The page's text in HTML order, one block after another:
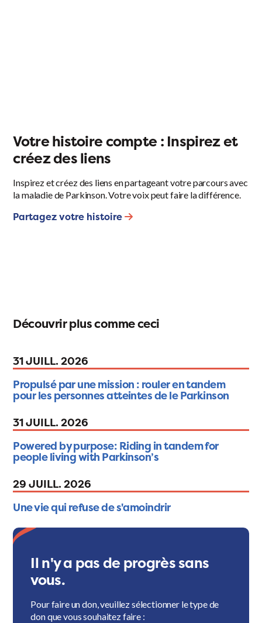
Votre histoire compte : Inspirez et
créez des liens
Inspirez et créez des liens en partageant votre parcours avec
la maladie de Parkinson. Votre voix peut faire la différence.
Partagez votre histoire
Découvrir plus comme ceci
31 JUILL. 2026
Propulsé par une mission : rouler en tandem
pour les personnes atteintes de le Parkinson
31 JUILL. 2026
Powered by purpose: Riding in tandem for
people living with Parkinson’s
29 JUILL. 2026
Une vie qui refuse de s'amoindrir
Il n'y a pas de progrès sans
vous.
Pour faire un don, veuillez sélectionner le type de
don que vous souhaitez faire :